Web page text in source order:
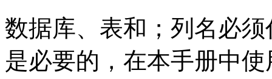
数据库、表和；列名必
是必要的，在本手册中使